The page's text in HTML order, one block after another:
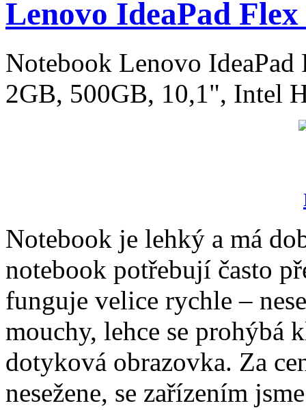
Lenovo IdeaPad Flex
Notebook Lenovo
2GB, 500GB, 10,1", Intel
Notebook je lehký a má
notebook potřebují často
funguje velice rychle –
mouchy, lehce se prohýbá
dotyková obrazovka. Za
nesežene, se zařízením